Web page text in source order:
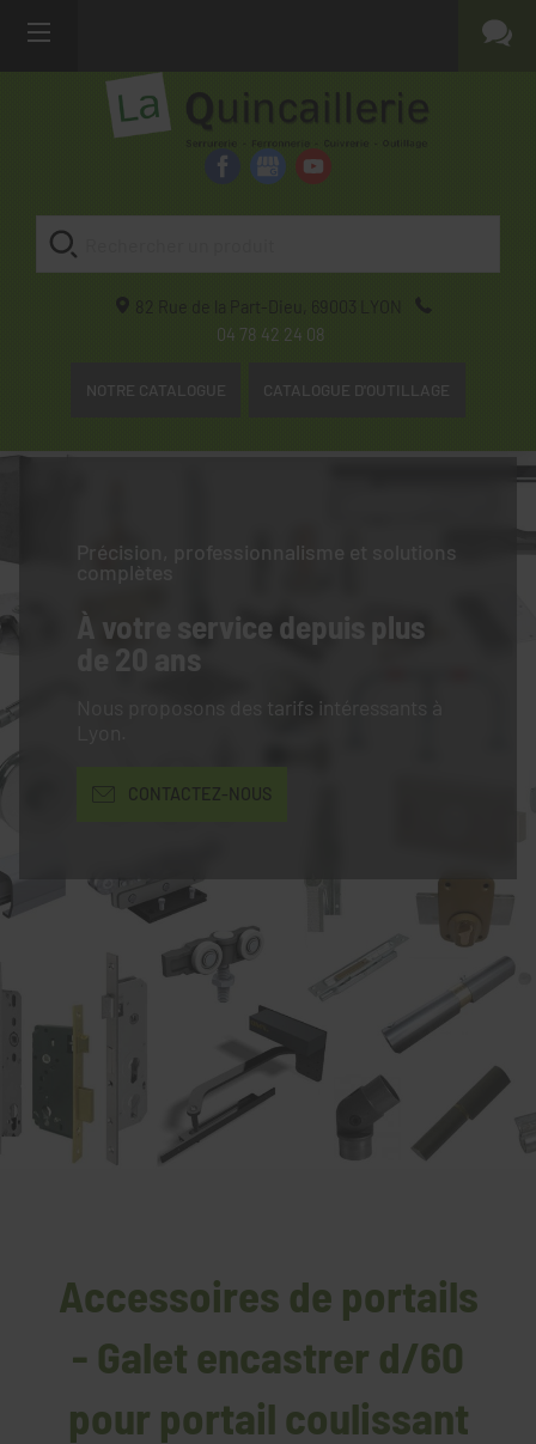
82 Rue de la Part-Dieu, 69003
LYON
04 78 42 24 08
NOTRE CATALOGUE CATALOGUE D'OUTILLAGE
Précision, professionnalisme et solutions
complètes
À votre service depuis plus
de 20 ans
Nous proposons des tarifs intéressants à
CONTACTEZ-NOUS
Accessoires de portails
- Galet encastrer d/60
pour portail coulissant